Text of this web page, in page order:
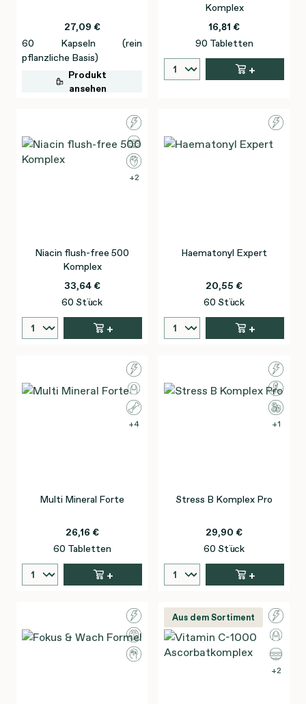
27,09 €
60 Kapseln (rein
pflanzliche Basis)
Produkt
ansehen
Komplex
16,81 €
90 Tabletten
+
2
Niacin flush-free 500
Komplex
33,64 €
60 Stück
+
Haematonyl Expert
20,55 €
60 Stück
+
4
Multi Mineral Forte
26,16 €
60 Tabletten
+
1
Stress B Komplex Pro
29,90 €
60 Stück
+
Aus dem Sortiment
2